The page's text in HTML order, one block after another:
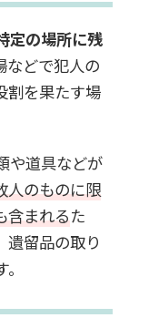
っている
う
定の場所に残
などで犯人の
割を果たす場
や道具などが
人のものに限
含まれるた
遺留品の取り